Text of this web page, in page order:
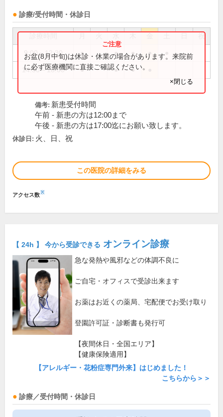
診療/受付時間・休診日
祝
9:00～12:30 ● ● ● ●
14:30～18:00 ● ● ●
お盆(8月中旬)は休診・休業の場合があります。来院前
に必ず医療機関に直接ご確認ください。
×閉じる
備考: 新患受付時間
午前 - 新患の方は12:00まで
午後 - 新患の方は17:00迄にお願い致します。
休診日: 火、日、祝
この医院の詳細をみる
アクセス数※
【 24h 】 今から受診できる オンライン診療
急な発熱や風邪などの体調不良に
ご自宅・オフィスで受診出来ます
お薬はお近くの薬局、宅配便でお受け取り
登園許可証・診断書も発行可
【夜間休日・全国エリア】
【健康保険適用】
【アレルギー・花粉症専門外来】はじめました！
こちらから＞＞
診療／受付時間・休診日